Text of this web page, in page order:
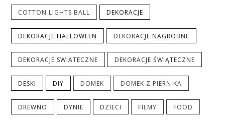
COTTON LIGHTS BALL DEKORACJE
DEKORACJE HALLOWEEN DEKORACJE NAGROBNE
DEKORACJE SWIATECZNE DEKORACJE ŚWIĄTECZNE
DESKI DIY DOMEK DOMEK Z PIERNIKA
DREWNO DYNIE DZIECI FILMY FOOD